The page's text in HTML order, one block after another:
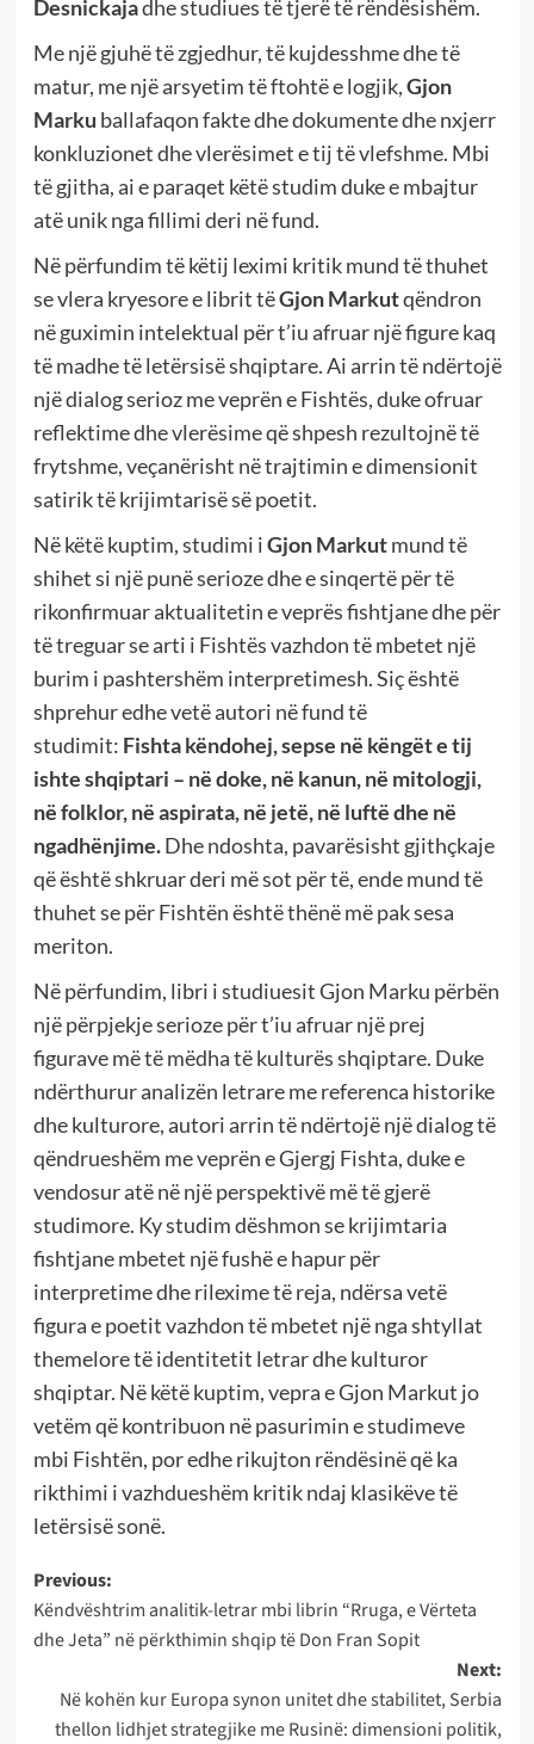
Desnickajadhe studiues të tjerë të rëndësishëm.
Me një gjuhë të zgjedhur, të kujdesshme dhe të
matur, me një arsyetim të ftohtë e logjik,Gjon
Marku ballafaqon fakte dhe dokumente dhe nxjerr
konkluzionet dhe vlerësimet e tij të vlefshme. Mbi
të gjitha, ai e paraqet këtë studim duke e mbajtur
atë unik nga fillimi deri në fund.
Në përfundim të këtij leximi kritik mund të thuhet
se vlera kryesore e librit tëGjon Markutqëndron
në guximin intelektual për t’iu afruar një figure kaq
të madhe të letërsisë shqiptare. Ai arrin të ndërtojë
një dialog serioz me veprën e Fishtës, duke ofruar
reflektime dhe vlerësime që shpesh rezultojnë të
frytshme, veçanërisht në trajtimin e dimensionit
satirik të krijimtarisë së poetit.
Në këtë kuptim, studimi iGjon Markutmund të
shihet si një punë serioze dhe e sinqertë për të
rikonfirmuar aktualitetin e veprës fishtjane dhe për
të treguar se arti i Fishtës vazhdon të mbetet një
burim i pashtershëm interpretimesh. Siç është
shprehur edhe vetë autori në fund të
studimit: Fishta këndohej, sepse në këngët e tij
ishte shqiptari – në doke, në kanun, në mitologji,
në folklor, në aspirata, në jetë, në luftë dhe në
ngadhënjime.Dhe ndoshta, pavarësisht gjithçkaje
që është shkruar deri më sot për të, ende mund të
thuhet se për Fishtën është thënë më pak sesa
meriton.
Në përfundim, libri i studiuesit Gjon Marku përbën
një përpjekje serioze për t’iu afruar një prej
figurave më të mëdha të kulturës shqiptare. Duke
ndërthurur analizën letrare me referenca historike
dhe kulturore, autori arrin të ndërtojë një dialog të
qëndrueshëm me veprën e Gjergj Fishta, duke e
vendosur atë në një perspektivë më të gjerë
studimore. Ky studim dëshmon se krijimtaria
fishtjane mbetet një fushë e hapur për
interpretime dhe rilexime të reja, ndërsa vetë
figura e poetit vazhdon të mbetet një nga shtyllat
themelore të identitetit letrar dhe kulturor
shqiptar. Në këtë kuptim, vepra e Gjon Markut jo
vetëm që kontribuon në pasurimin e studimeve
mbi Fishtën, por edhe rikujton rëndësinë që ka
rikthimi i vazhdueshëm kritik ndaj klasikëve të
letërsisë sonë.
Post
navigation
Previous:
Këndvështrim analitik-letrar mbi librin “Rruga, e Vërteta
dhe Jeta” në përkthimin shqip të Don Fran Sopit
Next:
Në kohën kur Europa synon unitet dhe stabilitet, Serbia
thellon lidhjet strategjike me Rusinë: dimensioni politik,